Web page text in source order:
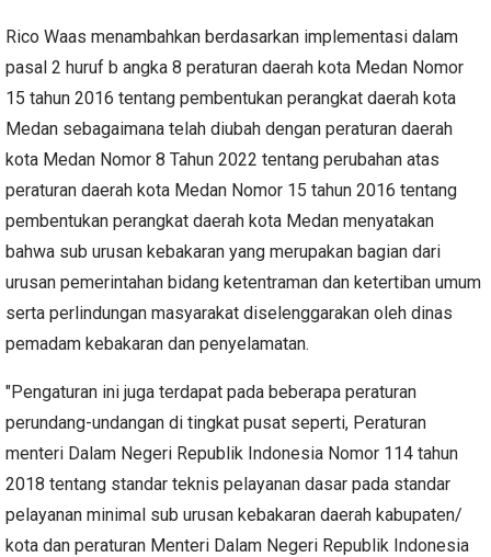
Rico Waas menambahkan berdasarkan implementasi dalam
pasal 2 huruf b angka 8 peraturan daerah kota Medan Nomor
15 tahun 2016 tentang pembentukan perangkat daerah kota
Medan sebagaimana telah diubah dengan peraturan daerah
kota Medan Nomor 8 Tahun 2022 tentang perubahan atas
peraturan daerah kota Medan Nomor 15 tahun 2016 tentang
pembentukan perangkat daerah kota Medan menyatakan
bahwa sub urusan kebakaran yang merupakan bagian dari
urusan pemerintahan bidang ketentraman dan ketertiban umum
serta perlindungan masyarakat diselenggarakan oleh dinas
pemadam kebakaran dan penyelamatan.
"Pengaturan ini juga terdapat pada beberapa peraturan
perundang-undangan di tingkat pusat seperti, Peraturan
menteri Dalam Negeri Republik Indonesia Nomor 114 tahun
2018 tentang standar teknis pelayanan dasar pada standar
pelayanan minimal sub urusan kebakaran daerah kabupaten/
kota dan peraturan Menteri Dalam Negeri Republik Indonesia